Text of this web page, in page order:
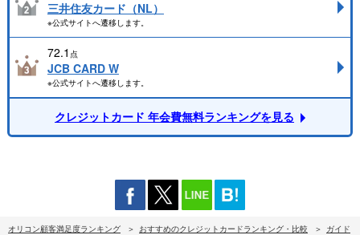
三井住友カード（NL）
※公式サイトへ遷移します。
72.1 点
JCB CARD W
※公式サイトへ遷移します。
クレジットカード 年会費無料ランキングを見る
オリコン顧客満足度ランキング おすすめのクレジットカードランキング・比較
ガイド